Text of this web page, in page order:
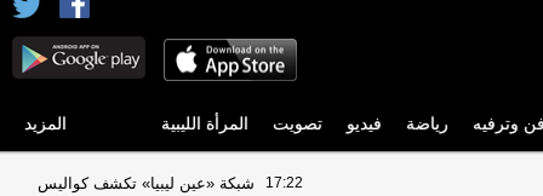
وترفيه رياضة فيديو تصويت المرأة الليبية المزيد
17:22
شبكة «عين ليبيا» تكشف كواليس